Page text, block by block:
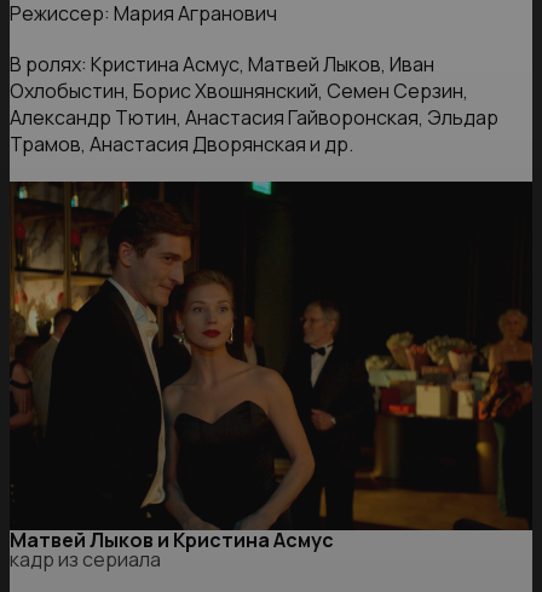
Режиссер: Мария Агранович
В ролях: Кристина Асмус, Матвей Лыков, Иван
Охлобыстин, Борис Хвошнянский, Семен Серзин,
Александр Тютин, Анастасия Гайворонская, Эльдар
Трамов, Анастасия Дворянская и др.
Матвей Лыков и Кристина Асмус
кадр из сериала